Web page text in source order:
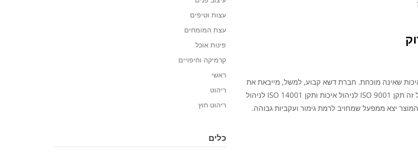
שאינה מוכחת. חברת דשא קבוע, למשל, מייבאת את
מוצריה ממפעלים בעלי תקנים בינלאומיים מחמירים, ובכלל זה תקן ISO 9001 לניהול איכות ותקן ISO 14001 לניהול
יצא ממפעל שמחויב לרמת גימור ועקביות גבוהה.
עצות וטיפים
עצת המומחים
פינות אוכל
קרמיקה וחיפויים
ראשי
ריהוט
ריהוט חוץ
כלים